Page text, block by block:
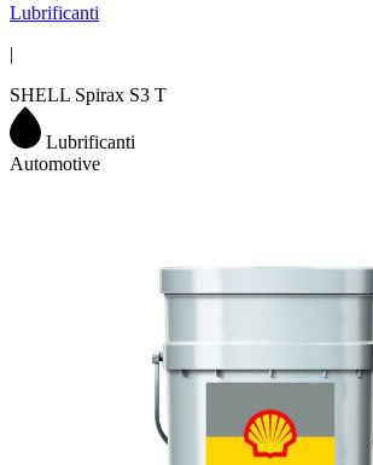
Lubrificanti
|
SHELL Spirax S3 T
Lubrificanti
Automotive